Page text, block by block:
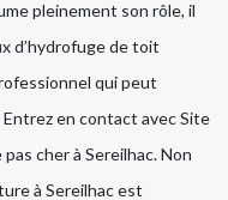
pleinement son rôle, il
d’hydrofuge de toit
qui peut
en contact avec Site
cher à Sereilhac. Non
à Sereilhac est